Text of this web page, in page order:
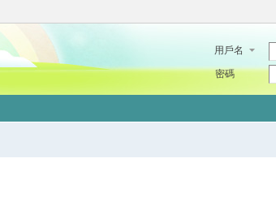
用戶名
密碼